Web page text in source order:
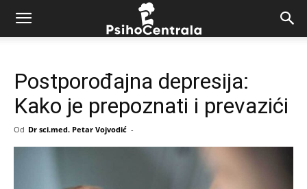
Postporođajna depresija:
Kako je prepoznati i prevazići
Od Dr sci.med. Petar Vojvodić -